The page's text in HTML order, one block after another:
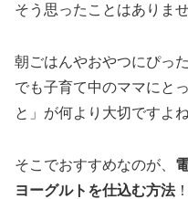
そう思ったことはありま
朝ごはんやおやつにぴっ
でも子育て中のママにと
と」が何より大切ですよね
そこでおすすめなのが、
ヨーグルトを仕込む方法！